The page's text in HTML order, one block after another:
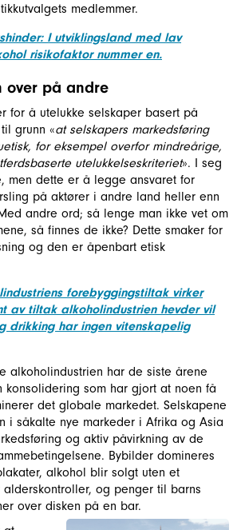
medlemmer.
I utviklingsland med lav
risikofaktor nummer en.
over på andre
for å utelukke selskaper basert på
grunn «at selskapers markedsføring
for eksempel overfor mindreårige,
utelukkelseskriteriet». I seg
men dette er å legge ansvaret for
på aktører i andre land heller enn
andre ord; så lenge man ikke vet om
så finnes de ikke? Dette smaker for
og den er åpenbart etisk
forebyggingstiltak virker
av tiltak alkoholindustrien hevder vil
drikking har ingen vitenskapelig
alkoholindustrien har de siste årene
som har gjort at noen få
det globale markedet. Selskapene
i såkalte nye markeder i Afrika og Asia
og aktiv påvirkning av de
Bybilder domineres
alkohol blir solgt uten et
alderskontroller, og penger til barns
over disken på en bar.